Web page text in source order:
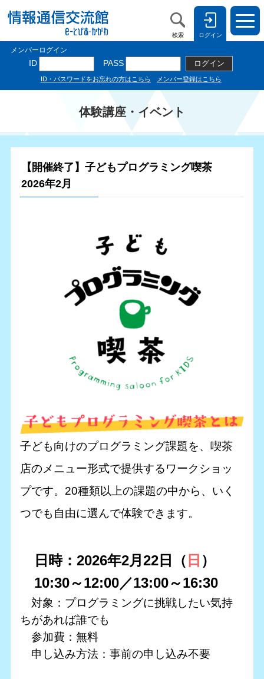
検索 ログイン
体験講座・イベント
【開催終了】子どもプログラミング喫茶
2026年2月
子ども向けのプログラミング課題を、喫茶
店のメニュー形式で提供するワークショッ
プです。20種類以上の課題の中から、いく
つでも自由に選んで体験できます。
日時：2026年2月22日（ 日 ）
10:30～12:00／13:00～16:30
対象：プログラミングに挑戦したい気持
ちがあれば誰でも
参加費：無料
申し込み方法：事前の申し込み不要